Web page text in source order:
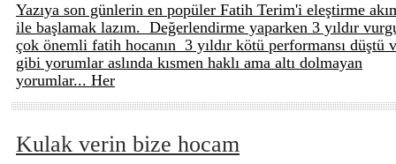
Yazıya son günlerin en popüler Fatih Terim'i eleştirme
ile başlamak lazım. Değerlendirme yaparken 3 yıldır
çok önemli fatih hocanın 3 yıldır kötü performansı düştü
gibi yorumlar aslında kısmen haklı ama altı dolmayan
yorumlar... Her
Kulak verin bize hocam